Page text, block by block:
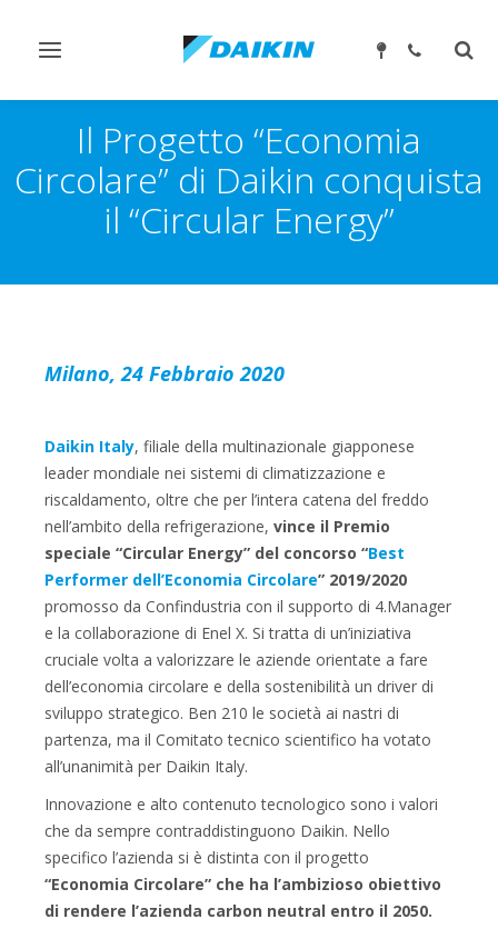
Attiva/disattiva
Il Progetto “Economia
Circolare” di Daikin conquista
il “Circular Energy”
Milano, 24 Febbraio 2020
Daikin Italy, filiale della multinazionale giapponese
leader mondiale nei sistemi di climatizzazione e
riscaldamento, oltre che per l’intera catena del freddo
nell’ambito della refrigerazione, vince il Premio
speciale “Circular Energy” del concorso “Best
Performer dell’Economia Circolare” 2019/2020
promosso da Confindustria con il supporto di 4.Manager
e la collaborazione di Enel X. Si tratta di un’iniziativa
cruciale volta a valorizzare le aziende orientate a fare
dell’economia circolare e della sostenibilità un driver di
sviluppo strategico. Ben 210 le società ai nastri di
partenza, ma il Comitato tecnico scientifico ha votato
all’unanimità per Daikin Italy.
Innovazione e alto contenuto tecnologico sono i valori
che da sempre contraddistinguono Daikin. Nello
specifico l’azienda si è distinta con il progetto
“Economia Circolare” che ha l’ambizioso obiettivo
di rendere l’azienda carbon neutral entro il 2050.